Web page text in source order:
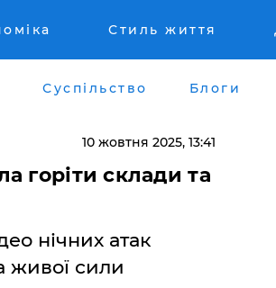
Стиль життя
Суспільство Блоги
10 жовтня 2025, 13:41
горіти склади та
нічних атак
живої сили